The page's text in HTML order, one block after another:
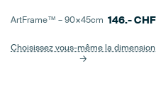
ArtFrame™ –90×45cm 146.-CHF
Choisissez vous-même la dimension